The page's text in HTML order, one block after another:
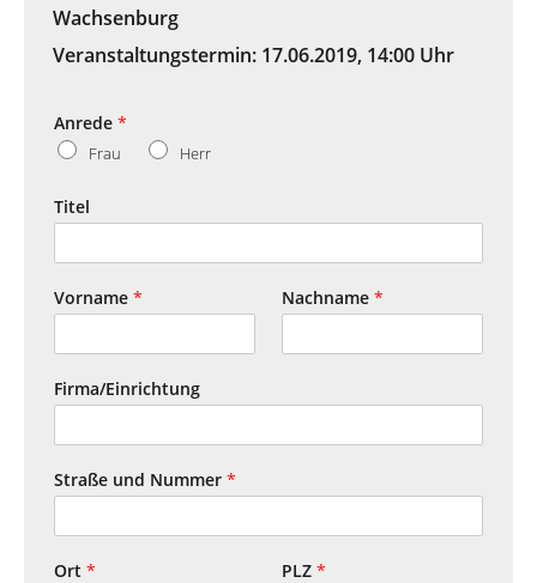
Wachsenburg
Veranstaltungstermin: 17.06.2019, 14:00 Uhr
Anrede *
Frau Herr
Titel
Vorname * Nachname *
Firma/Einrichtung
Straße und Nummer *
Ort * PLZ *